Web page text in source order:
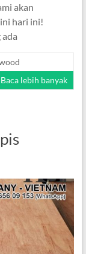
akan
hari ini!
Baca lebih banyak